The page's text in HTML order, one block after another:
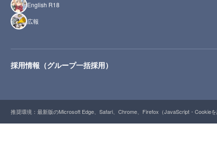
English R18
広報
採用情報（グループ一括採用）
推奨環境：最新版のMicrosoft Edge、Safari、Chrome、Firefox（JavaScript・Cookie